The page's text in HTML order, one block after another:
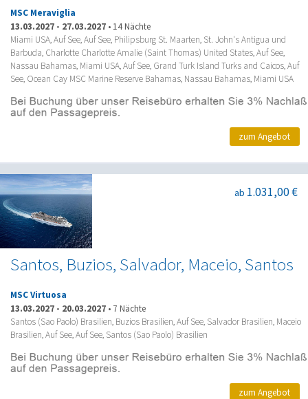
MSC Meraviglia
13.03.2027 - 27.03.2027 • 14 Nächte
Miami USA, Auf See, Auf See, Philipsburg St. Maarten, St. John's Antigua und
Barbuda, Charlotte Charlotte Amalie (Saint Thomas) United States, Auf See,
Nassau Bahamas, Miami USA, Auf See, Grand Turk Island Turks and Caicos, Auf
See, Ocean Cay MSC Marine Reserve Bahamas, Nassau Bahamas, Miami USA
zum Angebot
Santos, Buzios, Salvador, Maceio, Santos
ab 1.031,00 €
MSC Virtuosa
13.03.2027 - 20.03.2027 • 7 Nächte
Santos (Sao Paolo) Brasilien, Buzios Brasilien, Auf See, Salvador Brasilien, Maceio
Brasilien, Auf See, Auf See, Santos (Sao Paolo) Brasilien
zum Angebot